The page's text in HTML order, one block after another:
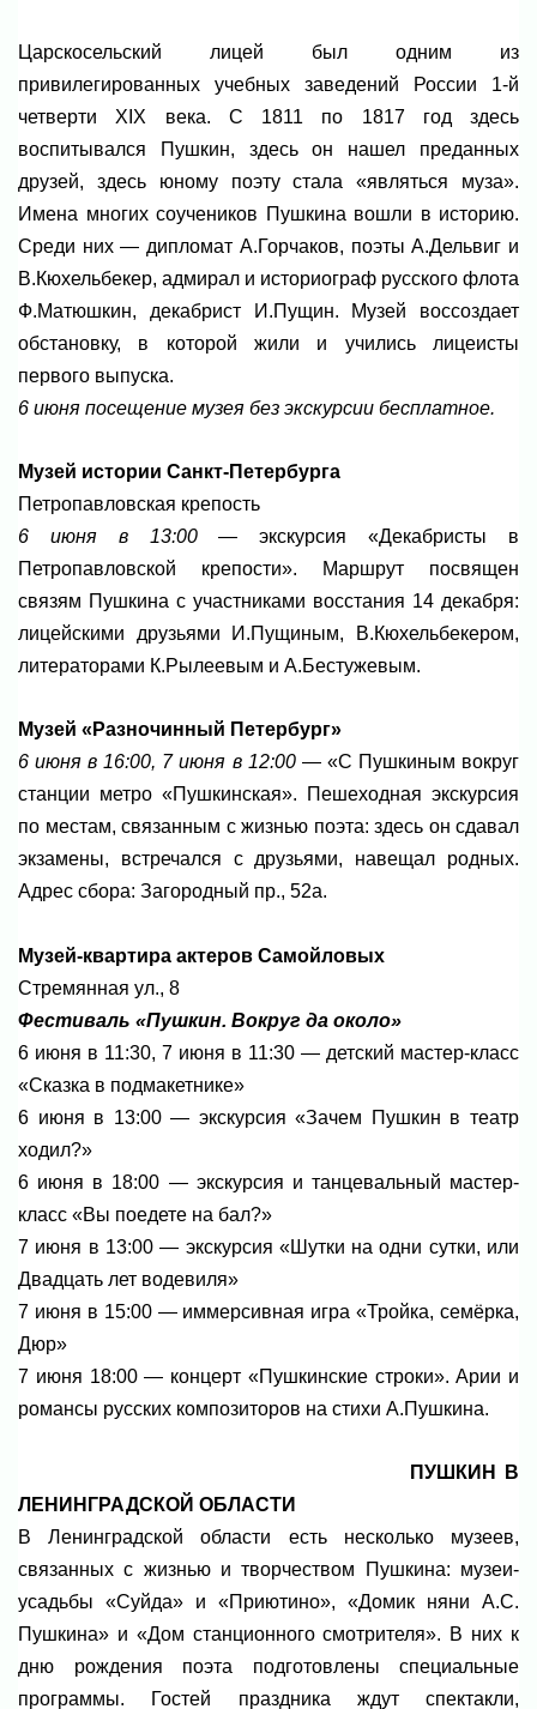
Царскосельский лицей был одним из
привилегированных учебных заведений России 1-й
четверти XIX века. С 1811 по 1817 год здесь
воспитывался Пушкин, здесь он нашел преданных
друзей, здесь юному поэту стала «являться муза».
Имена многих соучеников Пушкина вошли в историю.
Среди них — дипломат А.Горчаков, поэты А.Дельвиг и
В.Кюхельбекер, адмирал и историограф русского флота
Ф.Матюшкин, декабрист И.Пущин. Музей воссоздает
обстановку, в которой жили и учились лицеисты
первого выпуска.
6 июня посещение музея без экскурсии бесплатное.
Музей истории Санкт-Петербурга
Петропавловская крепость
6 июня в 13:00— экскурсия «Декабристы в
Петропавловской крепости». Маршрут посвящен
связям Пушкина с участниками восстания 14 декабря:
лицейскими друзьями И.Пущиным, В.Кюхельбекером,
литераторами К.Рылеевым и А.Бестужевым.
Музей «Разночинный Петербург»
6 июня в 16:00, 7 июня в 12:00— «С Пушкиным вокруг
станции метро «Пушкинская». Пешеходная экскурсия
по местам, связанным с жизнью поэта: здесь он сдавал
экзамены, встречался с друзьями, навещал родных.
Адрес сбора: Загородный пр., 52а.
Музей-квартира актеров Самойловых
Стремянная ул., 8
Фестиваль «Пушкин. Вокруг да около»
6 июня в 11:30, 7 июня в 11:30 — детский мастер-класс
«Сказка в подмакетнике»
6 июня в 13:00 — экскурсия «Зачем Пушкин в театр
ходил?»
6 июня в 18:00 — экскурсия и танцевальный мастер-
класс «Вы поедете на бал?»
7 июня в 13:00 — экскурсия «Шутки на одни сутки, или
Двадцать лет водевиля»
7 июня в 15:00 — иммерсивная игра «Тройка, семёрка,
Дюр»
7 июня 18:00 — концерт «Пушкинские строки». Арии и
романсы русских композиторов на стихи А.Пушкина.
ПУШКИН В
ЛЕНИНГРАДСКОЙ ОБЛАСТИ
В Ленинградской области есть несколько музеев,
связанных с жизнью и творчеством Пушкина: музеи-
усадьбы «Суйда» и «Приютино», «Домик няни А.С.
Пушкина» и «Дом станционного смотрителя». В них к
дню рождения поэта подготовлены специальные
программы. Гостей праздника ждут спектакли,